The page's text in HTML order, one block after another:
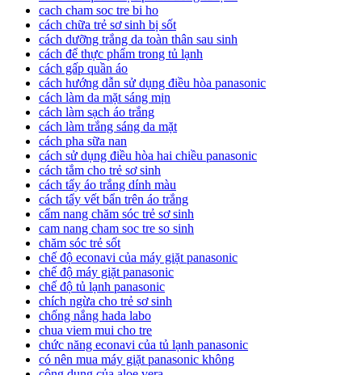
cach cham soc tre bi ho
cách chữa trẻ sơ sinh bị sốt
cách dưỡng trắng da toàn thân sau sinh
cách để thực phẩm trong tủ lạnh
cách gấp quần áo
cách hướng dẫn sử dụng điều hòa panasonic
cách làm da mặt sáng mịn
cách làm sạch áo trắng
cách làm trắng sáng da mặt
cách pha sữa nan
cách sử dụng điều hòa hai chiều panasonic
cách tắm cho trẻ sơ sinh
cách tẩy áo trắng dính màu
cách tẩy vết bẩn trên áo trắng
cẩm nang chăm sóc trẻ sơ sinh
cam nang cham soc tre so sinh
chăm sóc trẻ sốt
chế độ econavi của máy giặt panasonic
chế độ máy giặt panasonic
chế độ tủ lạnh panasonic
chích ngừa cho trẻ sơ sinh
chống nắng hada labo
chua viem mui cho tre
chức năng econavi của tủ lạnh panasonic
có nên mua máy giặt panasonic không